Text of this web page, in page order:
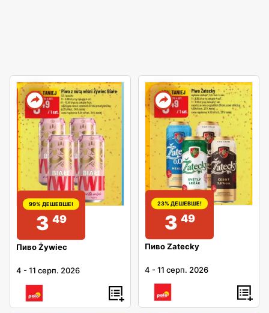
99% ДЕШЕВШЕ!
3 49
Пиво Żywiec
4 -11 серп. 2026
23% ДЕШЕВШЕ!
3 49
Пиво Zatecky
4 -11 серп. 2026